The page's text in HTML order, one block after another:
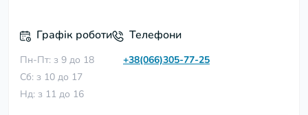
Графік роботи
Пн-Пт: з 9 до 18
Сб: з 10 до 17
Нд: з 11 до 16
Телефони
+38(066)305-77-25